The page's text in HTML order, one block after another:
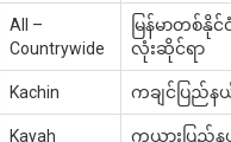
All –
Countrywide
မြန်မာတစ်နိုင်
လုံးဆိုင်ရာ
Kachin ကချင်ပြည်န
Kayah ကယားပြည်